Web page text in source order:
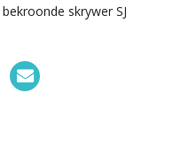
skrywer SJ